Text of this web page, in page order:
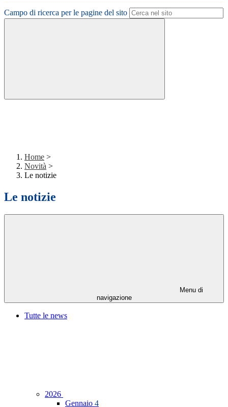
Campo di ricerca per le pagine del sito
Home >
Novità >
Le notizie
Le notizie
Menu di
navigazione
Tutte le news
2026
Gennaio 4